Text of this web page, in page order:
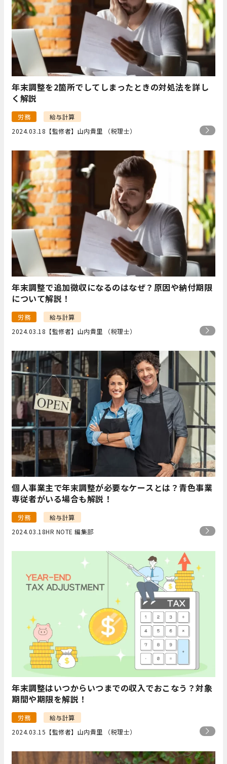
年末調整を2箇所でしてしまったときの対処法を詳し
く解説
労務
給与計算
2024.03.18 【監修者】山内貴里 （税理士）
年末調整で追加徴収になるのはなぜ？原因や納付期限
について解説！
労務
給与計算
2024.03.18 【監修者】山内貴里 （税理士）
個人事業主で年末調整が必要なケースとは？青色事業
専従者がいる場合も解説！
労務
給与計算
2024.03.18HR NOTE 編集部
年末調整はいつからいつまでの収入でおこなう？対象
期間や期限を解説！
労務
給与計算
2024.03.15 【監修者】山内貴里 （税理士）